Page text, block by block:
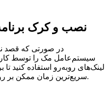
نصب و کرک
در صورتی که قصد
سیستم‌عامل مک را توسط
لینک‌های رو‌به‌رو استفاده کنید
سریع‌ترین زمان ممکن بر روی سیستم شما نصب و کرک شود.